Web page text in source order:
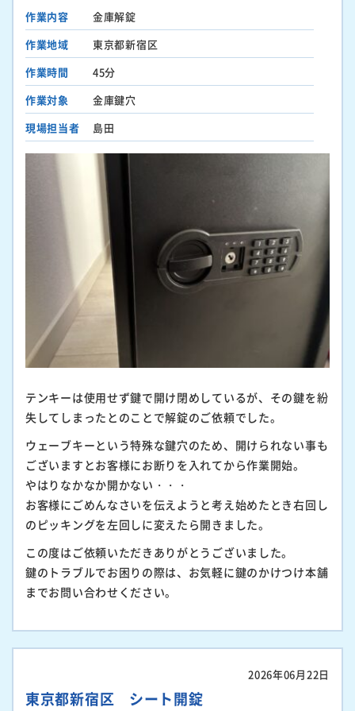
作業内容
金庫解錠
作業地域
東京都新宿区
作業時間
45分
作業対象
金庫鍵穴
現場担当者
島田
テンキーは使用せず鍵で開け閉めしているが、その鍵を紛
失してしまったとのことで解錠のご依頼でした。
ウェーブキーという特殊な鍵穴のため、開けられない事も
ございますとお客様にお断りを入れてから作業開始。
やはりなかなか開かない・・・
お客様にごめんなさいを伝えようと考え始めたとき右回し
のピッキングを左回しに変えたら開きました。
この度はご依頼いただきありがとうございました。
鍵のトラブルでお困りの際は、お気軽に鍵のかけつけ本舗
までお問い合わせください。
2026年06月22日
東京都新宿区 シート開錠